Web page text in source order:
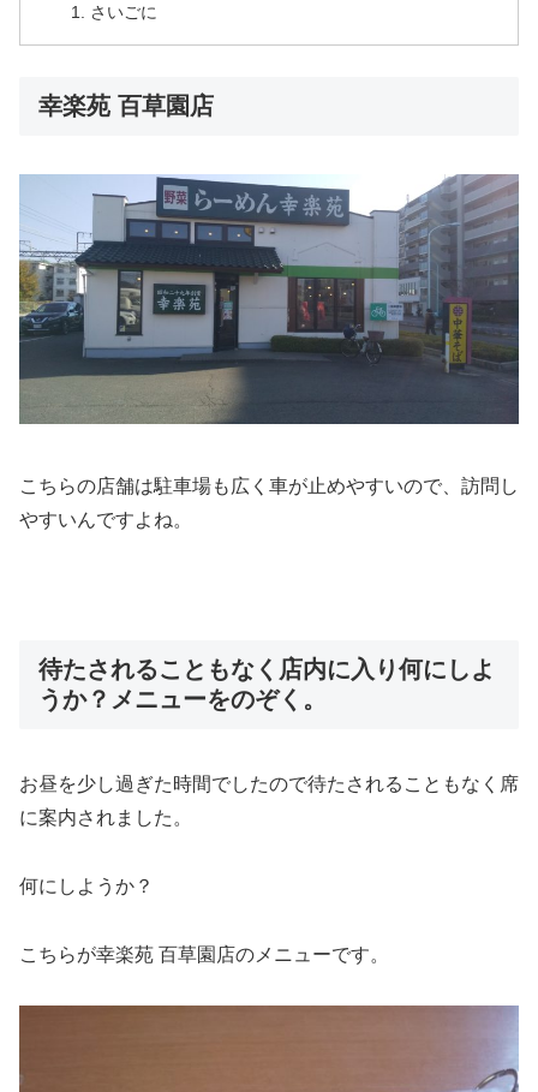
さいごに
幸楽苑 百草園店
こちらの店舗は駐車場も広く車が止めやすいので、訪問し
やすいんですよね。
待たされることもなく店内に入り何にしよ
うか？メニューをのぞく。
お昼を少し過ぎた時間でしたので待たされることもなく席
に案内されました。
何にしようか？
こちらが幸楽苑 百草園店のメニューです。